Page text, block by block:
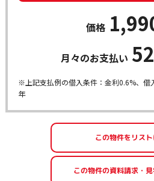
価格
月々のお支払い
※上記支払例の借入条件：金利0.6%、借
年